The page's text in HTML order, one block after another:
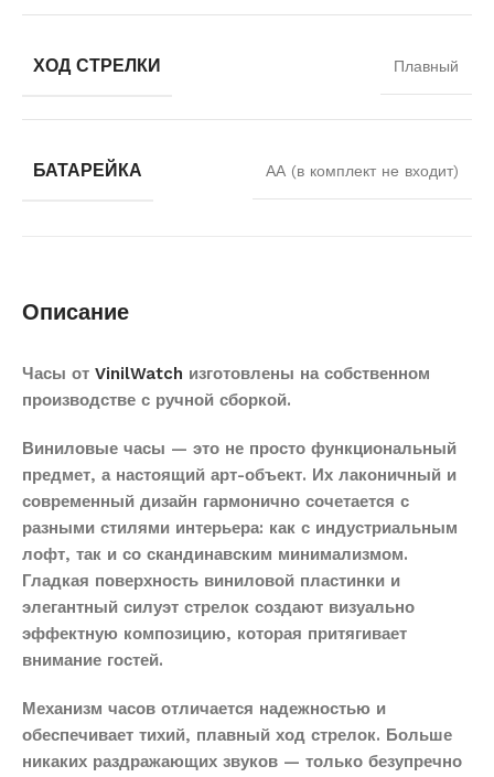
ХОД СТРЕЛКИ Плавный
БАТАРЕЙКА АА (в комплект не входит)
Описание
Часы от VinilWatch изготовлены на собственном
производстве с ручной сборкой.
Виниловые часы — это не просто функциональный
предмет, а настоящий арт-объект. Их лаконичный и
современный дизайн гармонично сочетается с
разными стилями интерьера: как с индустриальным
лофт, так и со скандинавским минимализмом.
Гладкая поверхность виниловой пластинки и
элегантный силуэт стрелок создают визуально
эффектную композицию, которая притягивает
внимание гостей.
Механизм часов отличается надежностью и
обеспечивает тихий, плавный ход стрелок. Больше
никаких раздражающих звуков — только безупречно